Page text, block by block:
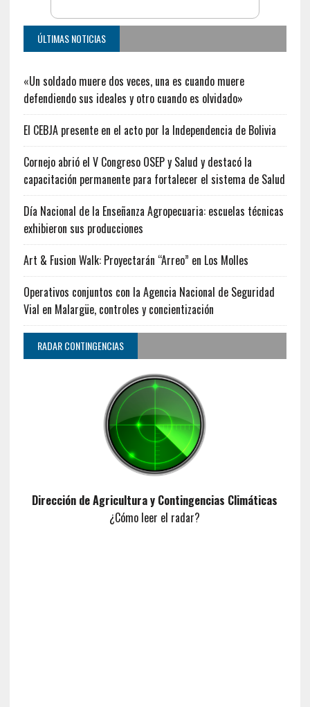
ÚLTIMAS NOTICIAS
«Un soldado muere dos veces, una es cuando muere
defendiendo sus ideales y otro cuando es olvidado»
El CEBJA presente en el acto por la Independencia de Bolivia
Cornejo abrió el V Congreso OSEP y Salud y destacó la
capacitación permanente para fortalecer el sistema de Salud
Día Nacional de la Enseñanza Agropecuaria: escuelas técnicas
exhibieron sus producciones
Art & Fusion Walk: Proyectarán “Arreo” en Los Molles
Operativos conjuntos con la Agencia Nacional de Seguridad
Vial en Malargüe, controles y concientización
RADAR CONTINGENCIAS
Dirección de Agricultura y Contingencias Climáticas
¿Cómo leer el radar?